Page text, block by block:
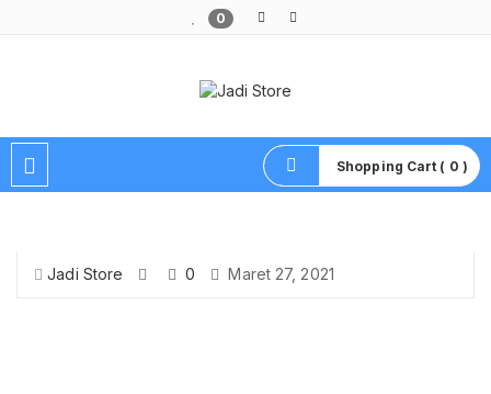
0
Shopping Cart ( 0 )
Jadi Store 0 Maret 27, 2021